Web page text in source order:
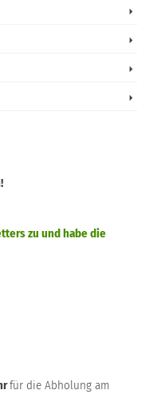
zu und habe die
für die Abholung am